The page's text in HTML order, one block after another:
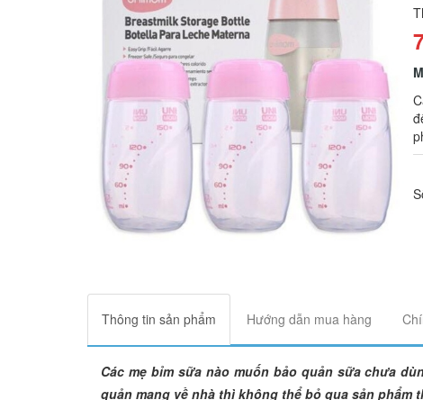
Thông tin sản phẩm Hướng dẫn mua hàng
Các mẹ bỉm sữa nào muốn bảo quản sữa chưa
quản mang về nhà thì không thể bỏ qua sản phẩm